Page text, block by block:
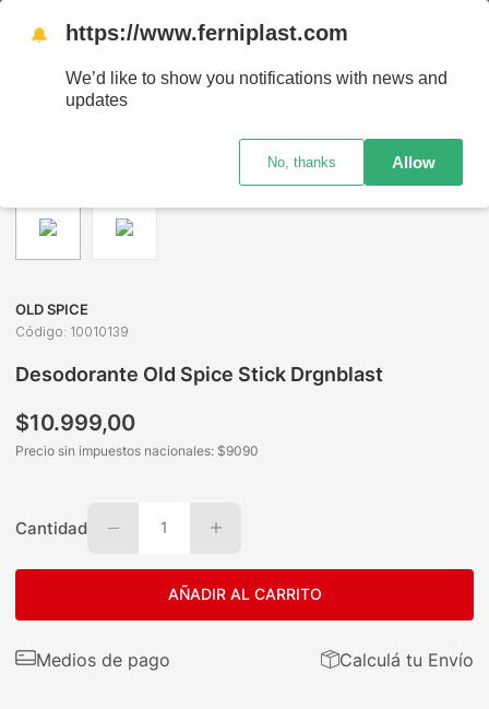
OLD SPICE
Código: 10010139
Desodorante Old Spice Stick Drgnblast
$10.999,00
Precio sin impuestos nacionales: $9090
Cantidad 1
AÑADIR AL CARRITO
Medios de pago Calculá tu Envío
🔔 https://www.ferniplast.com
We’d like to show you notifications with news and
updates
No, thanks Allow